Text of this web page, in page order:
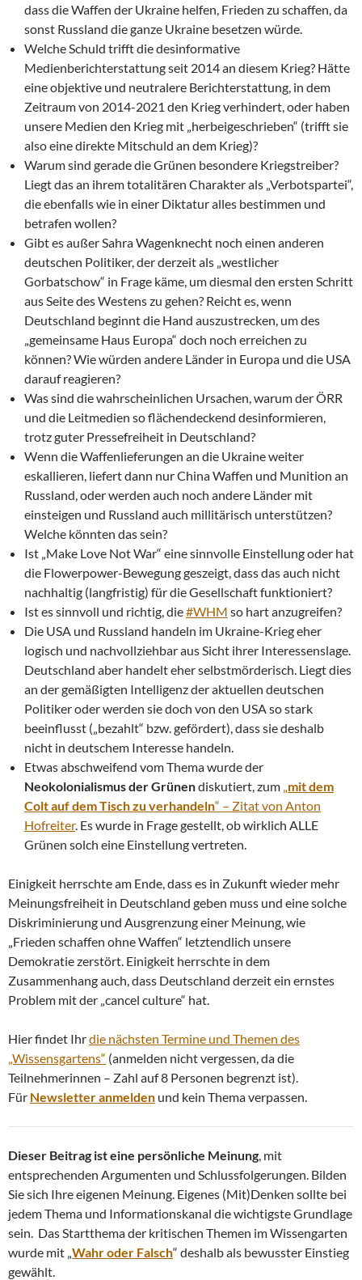
dass die Waffen der Ukraine helfen, Frieden zu schaffen, da
sonst Russland die ganze Ukraine besetzen würde.
Welche Schuld trifft die desinformative
Medienberichterstattung seit 2014 an diesem Krieg? Hätte
eine objektive und neutralere Berichterstattung, in dem
Zeitraum von 2014-2021 den Krieg verhindert, oder haben
unsere Medien den Krieg mit „herbeigeschrieben“ (trifft sie
also eine direkte Mitschuld an dem Krieg)?
Warum sind gerade die Grünen besondere Kriegstreiber?
Liegt das an ihrem totalitären Charakter als „Verbotspartei“,
die ebenfalls wie in einer Diktatur alles bestimmen und
betrafen wollen?
Gibt es außer Sahra Wagenknecht noch einen anderen
deutschen Politiker, der derzeit als „westlicher
Gorbatschow“ in Frage käme, um diesmal den ersten Schritt
aus Seite des Westens zu gehen? Reicht es, wenn
Deutschland beginnt die Hand auszustrecken, um des
„gemeinsame Haus Europa“ doch noch erreichen zu
können? Wie würden andere Länder in Europa und die USA
darauf reagieren?
Was sind die wahrscheinlichen Ursachen, warum der ÖRR
und die Leitmedien so flächendeckend desinformieren,
trotz guter Pressefreiheit in Deutschland?
Wenn die Waffenlieferungen an die Ukraine weiter
eskallieren, liefert dann nur China Waffen und Munition an
Russland, oder werden auch noch andere Länder mit
einsteigen und Russland auch millitärisch unterstützen?
Welche könnten das sein?
Ist „Make Love Not War“ eine sinnvolle Einstellung oder hat
die Flowerpower-Bewegung geszeigt, dass das auch nicht
nachhaltig (langfristig) für die Gesellschaft funktioniert?
Ist es sinnvoll und richtig, die#WHM so hart anzugreifen?
Die USA und Russland handeln im Ukraine-Krieg eher
logisch und nachvollziehbar aus Sicht ihrer Interessenslage.
Deutschland aber handelt eher selbstmörderisch. Liegt dies
an der gemäßigten Intelligenz der aktuellen deutschen
Politiker oder werden sie doch von den USA so stark
beeinflusst („bezahlt“ bzw. gefördert), dass sie deshalb
nicht in deutschem Interesse handeln.
Etwas abschweifend vom Thema wurde der
Neokolonialismus der Grünendiskutiert, zum mit dem
Colt auf dem Tisch zu verhandeln“ – Zitat von Anton
Hofreiter. Es wurde in Frage gestellt, ob wirklich ALLE
Grünen solch eine Einstellung vertreten.
Einigkeit herrschte am Ende, dass es in Zukunft wieder mehr
Meinungsfreiheit in Deutschland geben muss und eine solche
Diskriminierung und Ausgrenzung einer Meinung, wie
„Frieden schaffen ohne Waffen“ letztendlich unsere
Demokratie zerstört. Einigkeit herrschte in dem
Zusammenhang auch, dass Deutschland derzeit ein ernstes
Problem mit der „cancel culture“ hat.
Hier findet Ihrdie nächsten Termine und Themen des
„Wissensgartens“ (anmelden nicht vergessen, da die
Teilnehmerinnen – Zahl auf 8 Personen begrenzt ist).
Für Newsletter anmelden und kein Thema verpassen.
Dieser Beitrag ist eine persönliche Meinung , mit
entsprechenden Argumenten und Schlussfolgerungen. Bilden
Sie sich Ihre eigenen Meinung. Eigenes (Mit)Denken sollte bei
jedem Thema und Informationskanal die wichtigste Grundlage
sein. Das Startthema der kritischen Themen im Wissengarten
wurde mit „ Wahr oder Falsch“ deshalb als bewusster Einstieg
gewählt.